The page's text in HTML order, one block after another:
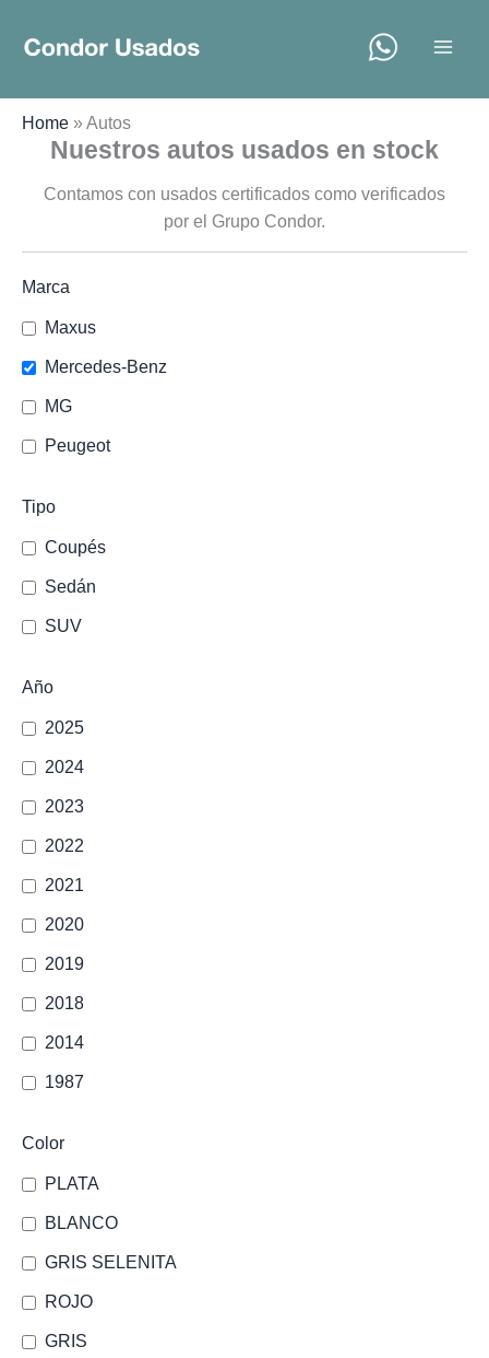
Home »Autos
Nuestros autos usados en stock
Contamos con usados certificados como verificados
por el Grupo Condor.
Marca
Maxus
Mercedes-Benz
MG
Peugeot
Tipo
Coupés
Sedán
SUV
Año
2025
2024
2023
2022
2021
2020
2019
2018
2014
1987
Color
PLATA
BLANCO
GRIS SELENITA
ROJO
GRIS